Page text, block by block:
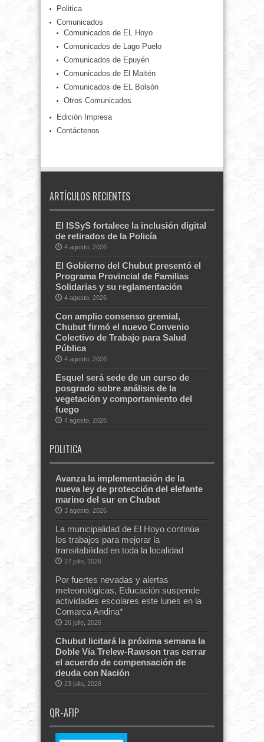
Politica
Comunicados
Comunicados de EL Hoyo
Comunicados de Lago Puelo
Comunicados de Epuyén
Comunicados de El Maitén
Comunicados de EL Bolsón
Otros Comunicados
Edición Impresa
Contáctenos
ARTÍCULOS RECIENTES
El ISSyS fortalece la inclusión digital
de retirados de la Policía
4 agosto, 2026
El Gobierno del Chubut presentó el
Programa Provincial de Familias
Solidarias y su reglamentación
4 agosto, 2026
Con amplio consenso gremial,
Chubut firmó el nuevo Convenio
Colectivo de Trabajo para Salud
Pública
4 agosto, 2026
Esquel será sede de un curso de
posgrado sobre análisis de la
vegetación y comportamiento del
fuego
4 agosto, 2026
POLITICA
Avanza la implementación de la
nueva ley de protección del elefante
marino del sur en Chubut
3 agosto, 2026
La municipalidad de El Hoyo continúa
los trabajos para mejorar la
transitabilidad en toda la localidad
27 julio, 2026
Por fuertes nevadas y alertas
meteorológicas, Educación suspende
actividades escolares este lunes en la
Comarca Andina*
26 julio, 2026
Chubut licitará la próxima semana la
Doble Vía Trelew-Rawson tras cerrar
el acuerdo de compensación de
deuda con Nación
23 julio, 2026
QR-AFIP